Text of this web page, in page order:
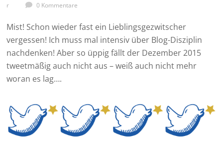
r
0 Kommentare
Mist! Schon wieder fast ein Lieblingsgezwitscher
vergessen! Ich muss mal intensiv über Blog-Disziplin
nachdenken! Aber so üppig fällt der Dezember 2015
tweetmäßig auch nicht aus – weiß auch nicht mehr
woran es lag….